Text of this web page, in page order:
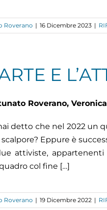
Roverano | 16 Dicembre 2023 |
E
Roverano,
detto che nel 2022 un
Eppure è
attiviste, appartenenti
col fine […]
Roverano | 19 Dicembre 2022 |